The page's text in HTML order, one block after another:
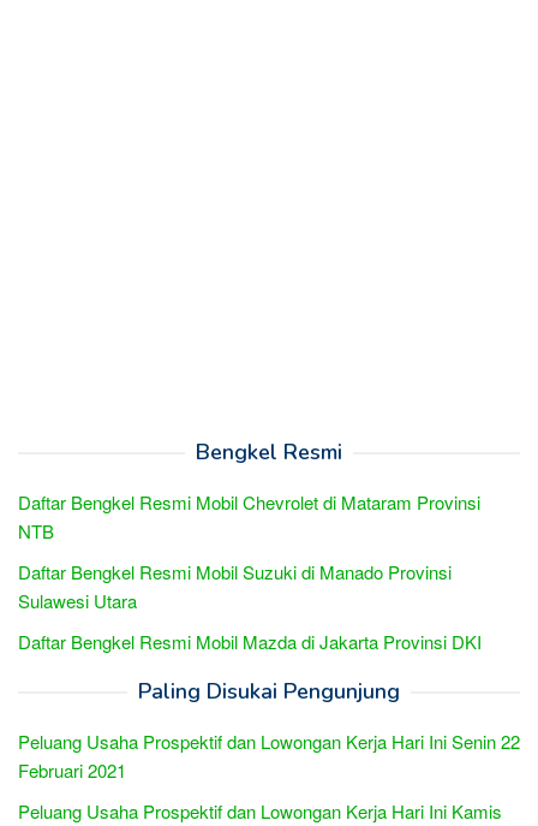
Bengkel Resmi
Daftar Bengkel Resmi Mobil Chevrolet di Mataram Provinsi
NTB
Daftar Bengkel Resmi Mobil Suzuki di Manado Provinsi
Sulawesi Utara
Daftar Bengkel Resmi Mobil Mazda di Jakarta Provinsi DKI
Paling Disukai Pengunjung
Peluang Usaha Prospektif dan Lowongan Kerja Hari Ini Senin 22
Februari 2021
Peluang Usaha Prospektif dan Lowongan Kerja Hari Ini Kamis